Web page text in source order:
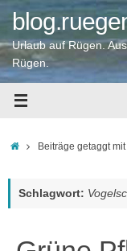
Inhalt
springen
Urlaub auf Rügen.
Rügen.
Startseite
Beiträge getaggt
Schlagwort: